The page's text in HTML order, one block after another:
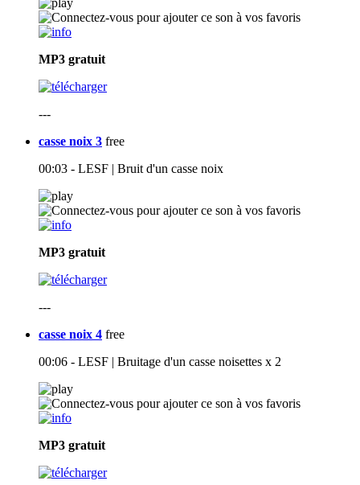
MP3 gratuit
---
casse noix 3 free
00:03 - LESF | Bruit d'un casse noix
MP3 gratuit
---
casse noix 4 free
00:06 - LESF | Bruitage d'un casse noisettes x 2
MP3 gratuit